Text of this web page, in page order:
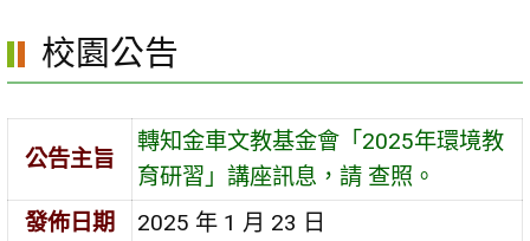
區
校園公告
公告主旨
轉知金車文教基金會「2025年環境教
育研習」講座訊息，請 查照。
發佈日期
2025 年 1 月 23 日